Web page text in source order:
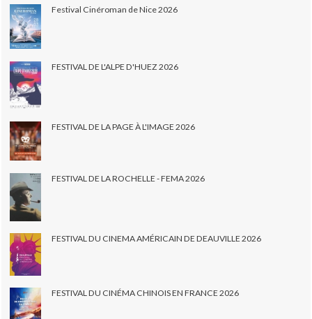
Festival Cinéroman de Nice 2026
FESTIVAL DE L'ALPE D'HUEZ 2026
FESTIVAL DE LA PAGE À L'IMAGE 2026
FESTIVAL DE LA ROCHELLE - FEMA 2026
FESTIVAL DU CINEMA AMÉRICAIN DE DEAUVILLE 2026
FESTIVAL DU CINÉMA CHINOIS EN FRANCE 2026